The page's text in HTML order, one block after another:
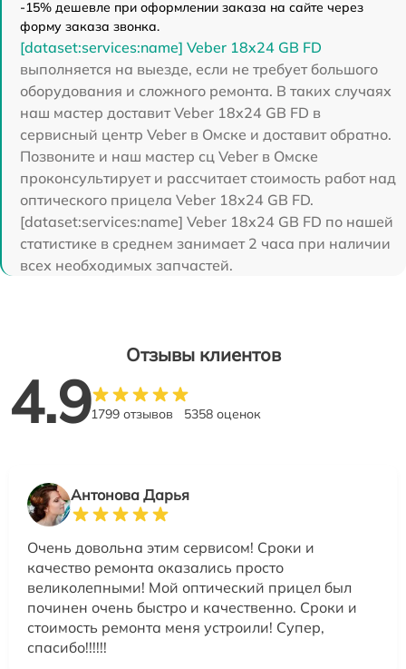
-15% дешевле при оформлении заказа на сайте через
форму заказа звонка.
[dataset:services:name] Veber 18x24 GB FD
выполняется на выезде, если не требует большого
оборудования и сложного ремонта. В таких случаях
наш мастер доставит Veber 18x24 GB FD в
сервисный центр Veber в Омске и доставит обратно.
Позвоните и наш мастер сц Veber в Омске
проконсультирует и рассчитает стоимость работ над
оптического прицела Veber 18x24 GB FD.
[dataset:services:name] Veber 18x24 GB FD по нашей
статистике в среднем занимает 2 часа при наличии
всех необходимых запчастей.
Отзывы клиентов
4.91799 отзывов 5358 оценок
Антонова Дарья
Очень довольна этим сервисом! Сроки и
качество ремонта оказались просто
великолепными! Мой оптический прицел был
починен очень быстро и качественно. Сроки и
стоимость ремонта меня устроили! Супер,
спасибо!!!!!!